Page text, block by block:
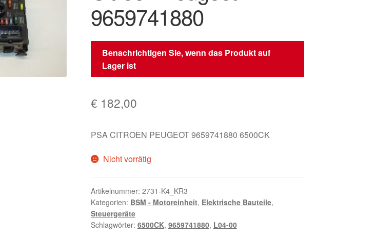
9659741880
Benachrichtigen Sie, wenn das Produkt auf
Lager ist
€ 182,00
PSA CITROEN PEUGEOT 9659741880 6500CK
Nicht vorrätig
Artikelnummer: 2731-K4_KR3
Kategorien: BSM - Motoreinheit, Elektrische Bauteile,
Steuergeräte
Schlagwörter: 6500CK, 9659741880, L04-00